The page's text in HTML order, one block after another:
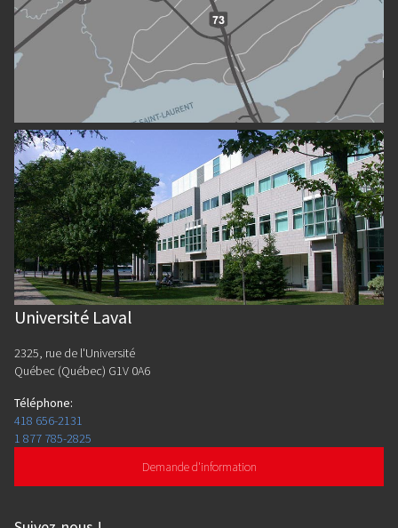
Université Laval
2325, rue de l'Université
Québec (Québec) G1V 0A6
Téléphone:
418 656-2131
1 877 785-2825
Demande d'information